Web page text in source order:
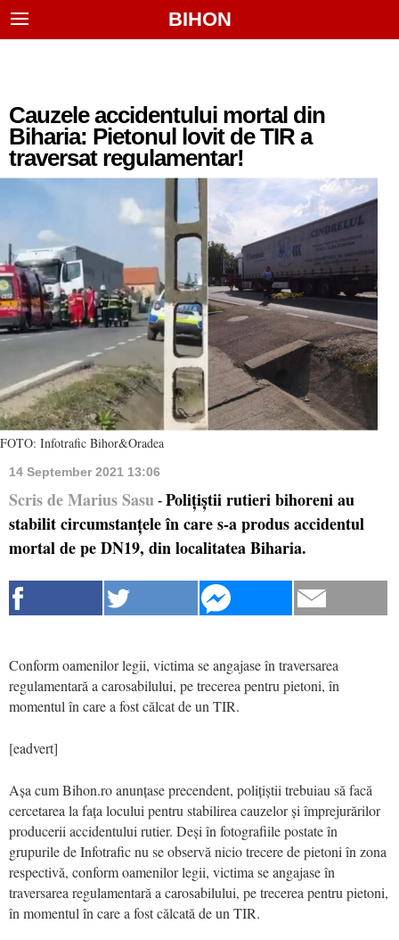
BIHON
Cauzele accidentului mortal din
Biharia: Pietonul lovit de TIR a
traversat regulamentar!
FOTO: Infotrafic Bihor&Oradea
14 September 2021 13:06
Scris de Marius Sasu - Polițiștii rutieri bihoreni au
stabilit circumstanțele în care s-a produs accidentul
mortal de pe DN19, din localitatea Biharia.
Conform oamenilor legii, victima se angajase în traversarea
regulamentară a carosabilului, pe trecerea pentru pietoni, în
momentul în care a fost călcat de un TIR.
[eadvert]
Așa cum Bihon.ro anunțase precendent, polițiștii trebuiau să facă
cercetarea la fața locului pentru stabilirea cauzelor și împrejurărilor
producerii accidentului rutier. Deși în fotografiile postate în
grupurile de Infotrafic nu se observă nicio trecere de pietoni în zona
respectivă, conform oamenilor legii, victima se angajase în
traversarea regulamentară a carosabilului, pe trecerea pentru pietoni,
în momentul în care a fost călcată de un TIR.